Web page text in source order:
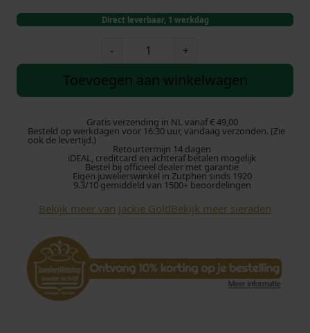
Direct leverbaar, 1 werkdag
-
c
e
G
l
d
q
r
e
+
Toevoegen aan winkelwagen
Gratis verzending in NL vanaf € 49,00
Besteld op werkdagen voor 16:30 uur, vandaag verzonden. (Zie
ook de levertijd.)
Retourtermijn 14 dagen
iDEAL, creditcard en achteraf betalen mogelijk
Bestel bij officieel dealer met garantie
Eigen juwelierswinkel in Zutphen sinds 1920
9.3/10 gemiddeld van 1500+ beoordelingen
Bekijk meer van Jackie GoldBekijk meer sieraden